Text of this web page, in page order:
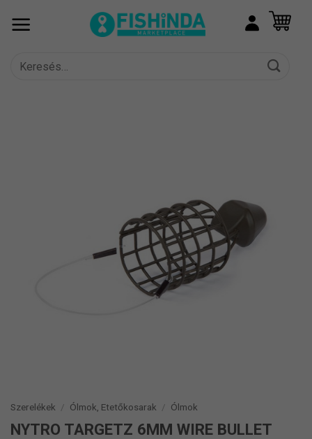
Keresés
Szerelékek / Ólmok, Etetőkosarak / Ólmok
NYTRO TARGETZ 6MM WIRE BULLET